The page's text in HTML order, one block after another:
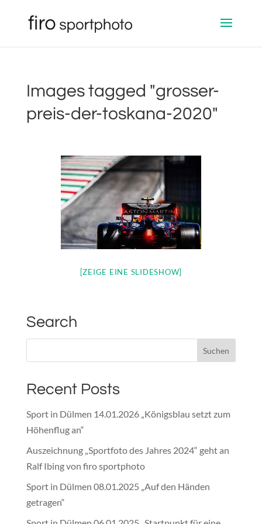
Images tagged "grosser-
preis-der-toskana-2020"
[ZEIGE EINE SLIDESHOW]
Search
Recent Posts
Sport in Dülmen 14.01.2026 „Königsblau setzt zum
Höhenflug an“
Auszeichnung „Sportfoto des Jahres 2024“ geht an
Ralf Ibing von firo sportphoto
Sport in Dülmen 08.01.2025 „Auf den Händen
getragen“